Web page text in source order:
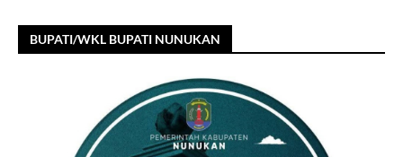
BUPATI/WKL BUPATI NUNUKAN